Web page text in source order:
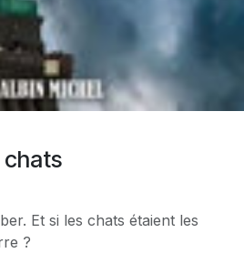
chats
Et si les chats étaient les
?